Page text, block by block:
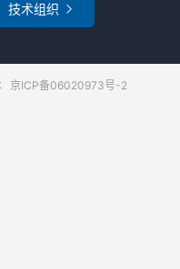
技术组织 
京ICP备06020973号-2